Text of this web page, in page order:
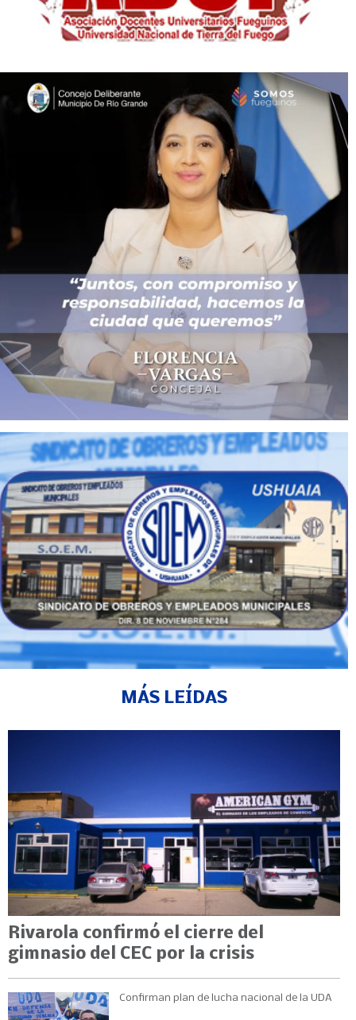
MÁS LEÍDAS
Rivarola confirmó el cierre del
gimnasio del CEC por la crisis
Confirman plan de lucha nacional de la UDA